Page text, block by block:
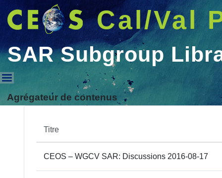
Cal/Val
SAR Subgroup
SAR Subgroup Library
Agrégateur de contenus
Titre
CEOS – WGCV SAR: Discussions 2016-08-17